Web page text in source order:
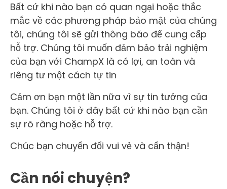
Bất cứ khi nào bạn có quan ngại hoặc thắc
mắc về các phương pháp bảo mật của chúng
tôi, chúng tôi sẽ gửi thông báo để cung cấp
hỗ trợ. Chúng tôi muốn đảm bảo trải nghiệm
của bạn với ChampX là có lợi, an toàn và
riêng tư một cách tự tin
Cảm ơn bạn một lần nữa vì sự tin tưởng của
bạn. Chúng tôi ở đây bất cứ khi nào bạn cần
sự rõ ràng hoặc hỗ trợ.
Chúc bạn chuyển đổi vui vẻ và cẩn thận!
Cần nói chuyện?